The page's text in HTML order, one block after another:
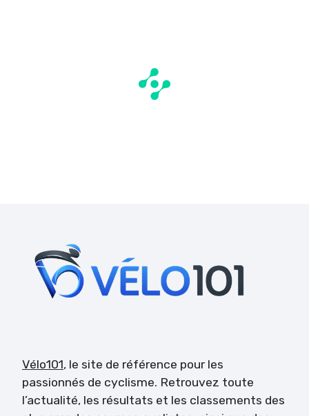
Vélo101, le site de référence pour les
passionnés de cyclisme. Retrouvez toute
l’actualité, les résultats et les classements des